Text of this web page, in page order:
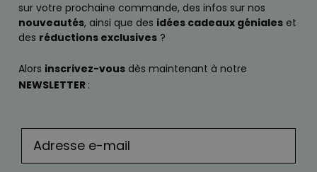
sur votre prochaine commande, des infos sur nos
nouveautés, ainsi que des idées cadeaux géniales et
des réductions exclusives ?
Alors inscrivez-vous dès maintenant à notre
NEWSLETTER :